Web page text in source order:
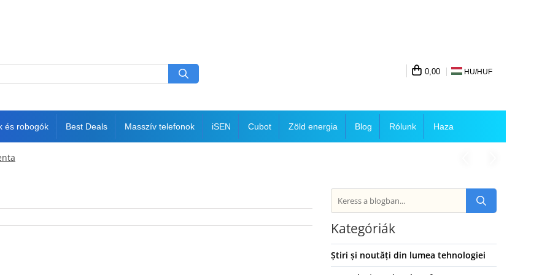
0,00 HU/HUF
és robogók Best Deals Masszív telefonok iSEN Cubot Zöld energia Blog Rólunk Haza
Kategóriák
Știri și noutăți din lumea tehnologiei